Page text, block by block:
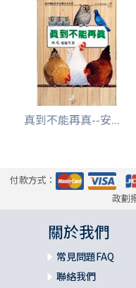
真到不能再真--安...
付款方式：
政劃
關於我們
常見問題FAQ
聯絡我們